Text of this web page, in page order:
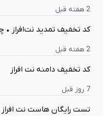
2 هفته قبل
کد تخفیف تمدید نت‌افراز •
2 هفته قبل
کد تخفیف دامنه نت افراز
7 روز قبل
تست رایگان هاست نت افراز